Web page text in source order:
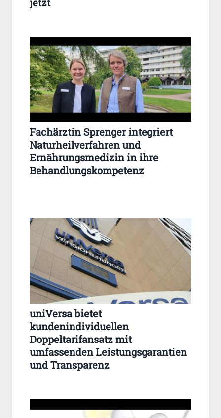
jetzt
Fachärztin Sprenger integriert
Naturheilverfahren und
Ernährungsmedizin in ihre
Behandlungskompetenz
uniVersa bietet
kundenindividuellen
Doppeltarifansatz mit
umfassenden Leistungsgarantien
und Transparenz